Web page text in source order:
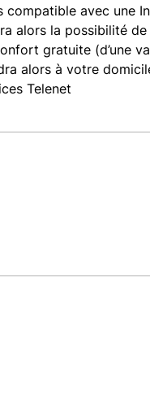
compatible avec une
alors la possibilité
gratuite (d’une
alors à votre
Telenet